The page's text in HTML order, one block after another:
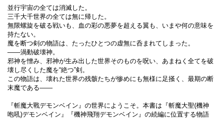
並行宇宙の全ては消滅した。
三千大千世界の全ては無に帰した。
無限螺旋を破る戦いも、血の彩の悪夢を超える翼も、いまや何の意味を
持たない。
魔を断つ剣の物語は、たったひとつの虚無に呑まれてしまった。
――渦動破壊神。
邪神を憎み、邪神が生み出した世界そのものを呪い、あまねく全てを破
壊し尽くした魔を“絶つ”剣。
この物語は、壊れた世界の残骸たちが惨めにも無様に足掻く、最期の断
末魔である――
『斬魔大戰デモンベイン』の世界にようこそ。本書は『斬魔大聖(機神
咆吼)デモンベイン』『機神飛翔デモンベイン』の続編に位置する物語